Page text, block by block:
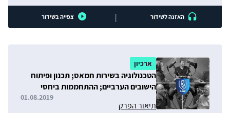
האזנה לשידור | צפייה בשידור
ארכיון
הטכנולוגיה בשירות חמאס; תכנון ופיתוח
הישובים הערביים; ההתחממות ביחסי
תיאור הפרק
01.08.2019